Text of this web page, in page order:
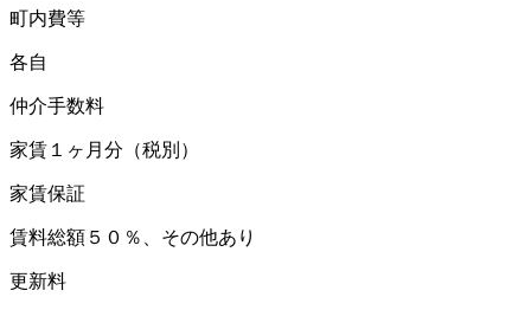
町内費等
各自
仲介手数料
家賃１ヶ月分（税別）
家賃保証
賃料総額５０％、その他あり
更新料